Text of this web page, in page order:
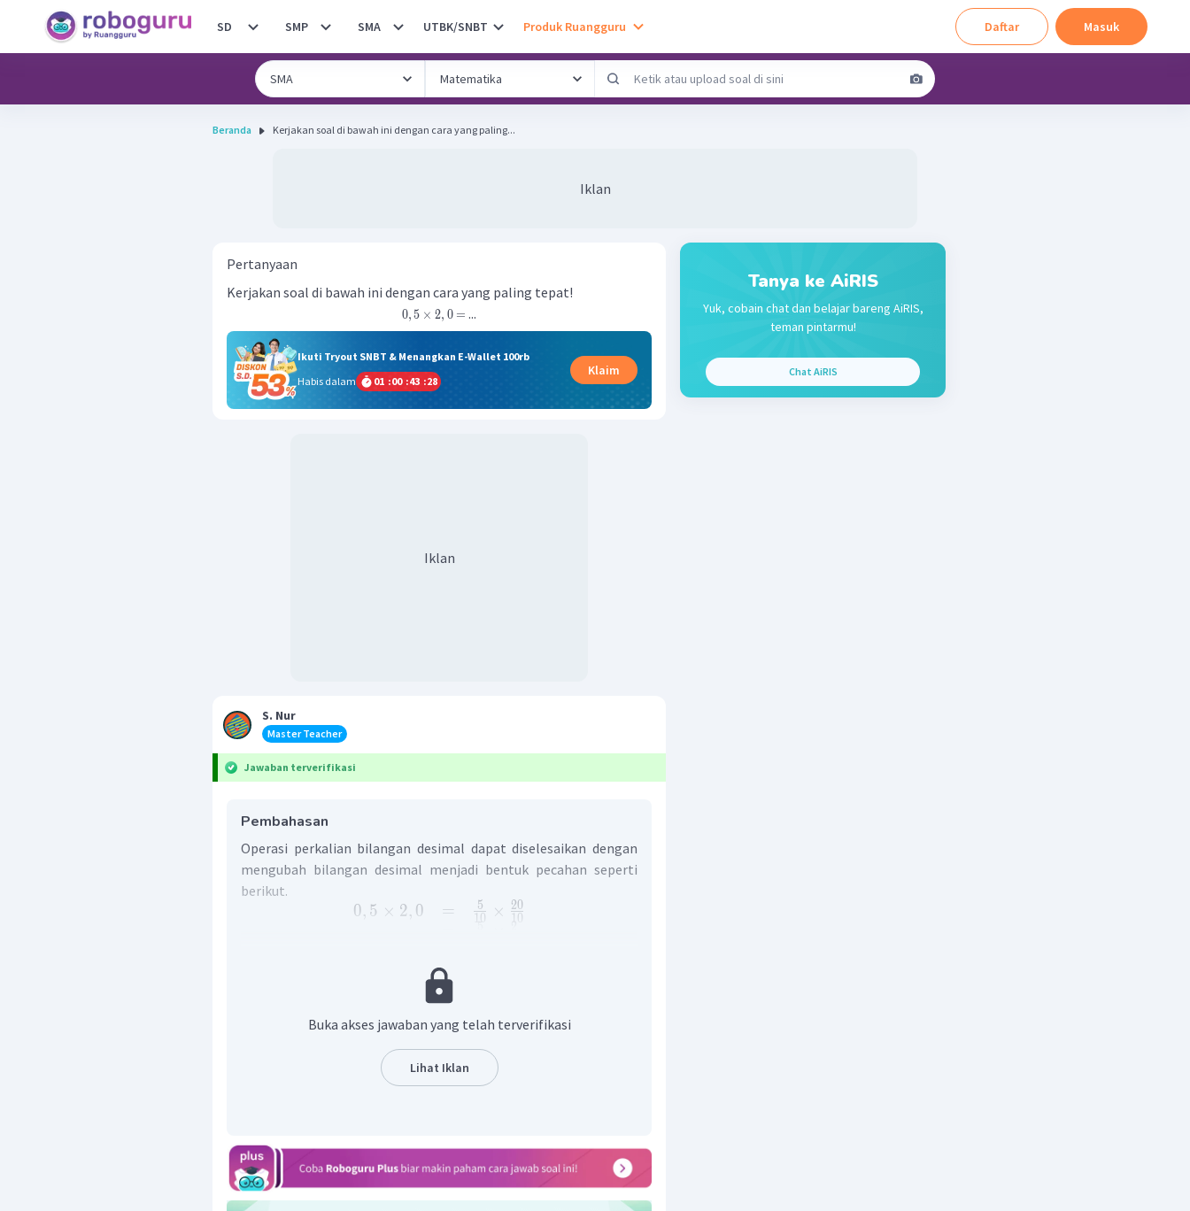
SD SMP SMA UTBK/SNBT Produk Ruangguru Daftar Masuk
Beranda Kerjakan soal di bawah ini dengan cara yang paling...
Iklan
Pertanyaan
Kerjakan soal di bawah ini dengan cara yang paling tepat!
0,5 × 2, 0 = ...
Ikuti Tryout SNBT & Menangkan E-Wallet 100rb
Habis dalam
01 :00 :43 :27
Klaim
Iklan
S. Nur
Master Teacher
Jawaban terverifikasi
Pembahasan
Operasi perkalian bilangan desimal dapat diselesaikan dengan
mengubah bilangan desimal menjadi bentuk pecahan seperti
berikut.
0, 5 × 2, 0
=
=
=
10
5 × 10
20
Dengan demikian, hasil dari
Buka akses jawaban yang telah terverifikasi
Lihat Iklan
Tanya ke AiRIS
Yuk, cobain chat dan belajar bareng AiRIS,
teman pintarmu!
Chat AiRIS